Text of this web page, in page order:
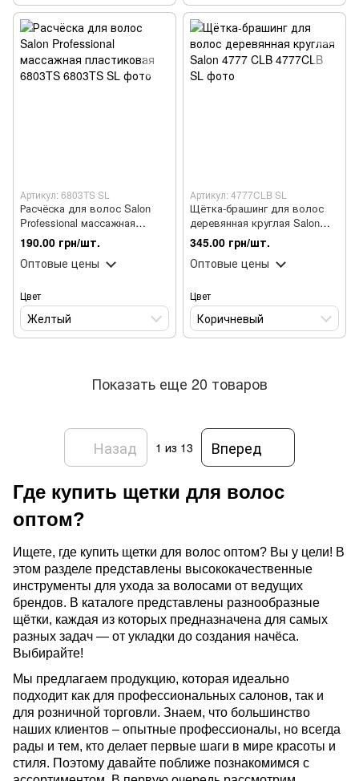
Артикул: 6803TS SL
Расчёска для волос Salon
Professional массажная
пластиковая 6803TS
190.00 грн/шт.
Оптовые цены
Цвет
Желтый
Артикул: 4777CLB SL
Щётка-брашинг для волос
деревянная круглая Salon
4777 CLB
345.00 грн/шт.
Оптовые цены
Цвет
Коричневый
Показать еще 20 товаров
Назад 1 из 13 Вперед
Где купить щетки для волос
оптом?
Ищете, где купить щетки для волос оптом? Вы у цели! В
этом разделе представлены высококачественные
инструменты для ухода за волосами от ведущих
брендов. В каталоге представлены разнообразные
щётки, каждая из которых предназначена для самых
разных задач — от укладки до создания начёса.
Выбирайте!
Мы предлагаем продукцию, которая идеально
подходит как для профессиональных салонов, так и
для розничной торговли. Знаем, что большинство
наших клиентов – опытные профессионалы, но всегда
рады и тем, кто делает первые шаги в мире красоты и
стиля. Поэтому давайте поближе познакомимся с